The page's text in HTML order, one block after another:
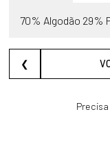
70% Algodão 29%
❮